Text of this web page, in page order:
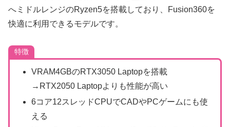
へミドルレンジのRyzen5を搭載しており、Fusion360を
快適に利用できるモデルです。
特徴
VRAM4GBのRTX3050 Laptopを搭載
→RTX2050 Laptopよりも性能が高い
6コア12スレッドCPUでCADやPCゲームにも使
える